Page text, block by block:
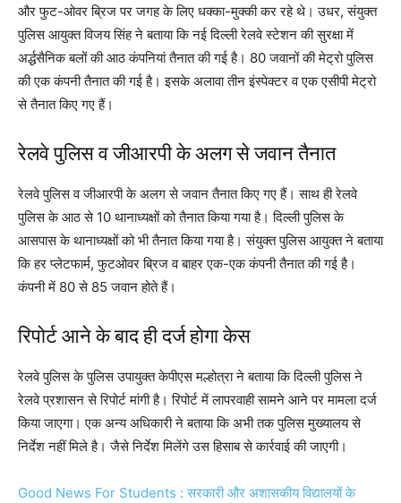
और फुट-ओवर ब्रिज पर जगह के लिए धक्का-मुक्की कर रहे थे। उधर, संयुक्त
पुलिस आयुक्त विजय सिंह ने बताया कि नई दिल्ली रेलवे स्टेशन की सुरक्षा में
अर्द्धसैनिक बलों की आठ कंपनियां तैनात की गई है। 80 जवानों की मेट्रो पुलिस
की एक कंपनी तैनात की गई है। इसके अलावा तीन इंस्पेक्टर व एक एसीपी मेट्रो
से तैनात किए गए हैं।
रेलवे पुलिस व जीआरपी के अलग से जवान तैनात
रेलवे पुलिस व जीआरपी के अलग से जवान तैनात किए गए हैं। साथ ही रेलवे
पुलिस के आठ से 10 थानाध्यक्षों को तैनात किया गया है। दिल्ली पुलिस के
आसपास के थानाध्यक्षों को भी तैनात किया गया है। संयुक्त पुलिस आयुक्त ने बताया
कि हर प्लेटफार्म, फुटओवर ब्रिज व बाहर एक-एक कंपनी तैनात की गई है।
कंपनी में 80 से 85 जवान होते हैं।
रिपोर्ट आने के बाद ही दर्ज होगा केस
रेलवे पुलिस के पुलिस उपायुक्त केपीएस मल्होत्रा ने बताया कि दिल्ली पुलिस ने
रेलवे प्रशासन से रिपोर्ट मांगी है। रिपोर्ट में लापरवाही सामने आने पर मामला दर्ज
किया जाएगा। एक अन्य अधिकारी ने बताया कि अभी तक पुलिस मुख्यालय से
निर्देश नहीं मिले है। जैसे निर्देश मिलेंगे उस हिसाब से कार्रवाई की जाएगी।
Good News For Students : सरकारी और अशासकीय विद्यालयों के